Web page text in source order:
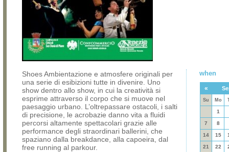
Shoes Ambientazione e atmosfere originali per
una serie di esibizioni tutte in divenire. Uno
show dentro allo show, in cui la creatività si
esprime attraverso il corpo che si muove nel
paesaggio urbano. L’oltrepassare ostacoli, i salti
di precisione, le acrobazie danno vita a fluidi
percorsi altamente spettacolari grazie alle
performance degli straordinari ballerini, che
spaziano dalla breakdance, alla capoeira, dal
free running al parkour.
when
«
Su Mo
1
7 8
14 15
21 22